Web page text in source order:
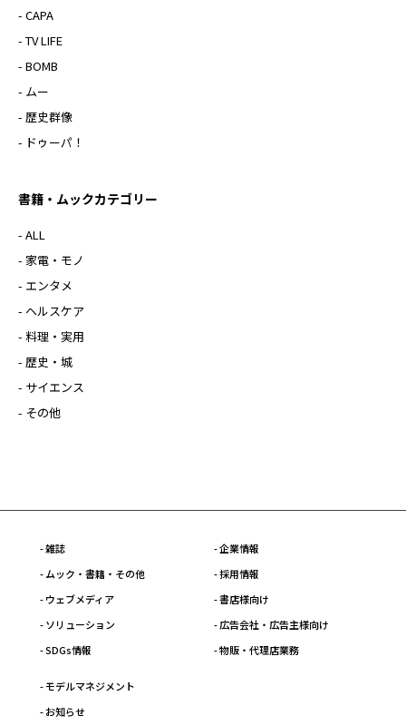
- CAPA
- TV LIFE
- BOMB
- ムー
- 歴史群像
- ドゥーパ！
書籍・ムックカテゴリー
- ALL
- 家電・モノ
- エンタメ
- ヘルスケア
- 料理・実用
- 歴史・城
- サイエンス
- その他
- 雑誌
- ムック・書籍・その他
- ウェブメディア
- ソリューション
- SDGs情報
- 企業情報
- 採用情報
- 書店様向け
- 広告会社・広告主様向け
- 物販・代理店業務
- モデルマネジメント
- お知らせ